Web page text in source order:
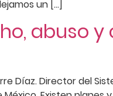
un […]
abuso y
Díaz. Director del